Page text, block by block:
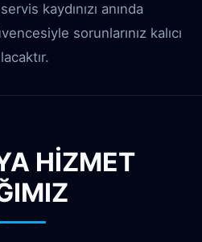
kaydınızı anında
sorunlarınız kalıcı
HİZMET